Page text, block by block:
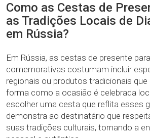
Como as Cestas de
as Tradições Locais de
em Rússia?
Em Rússia, as cestas de presente
comemorativas costumam incluir
regionais ou produtos tradicionais
forma como a ocasião é celebrada
escolher uma cesta que reflita esses
demonstra ao destinatário que
suas tradições culturais, tornando a